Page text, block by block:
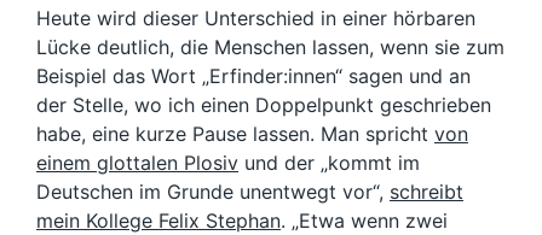
Heute wird dieser Unterschied in einer hörbaren
Lücke deutlich, die Menschen lassen, wenn sie zum
Beispiel das Wort „Erfinder:innen“ sagen und an
der Stelle, wo ich einen Doppelpunkt geschrieben
habe, eine kurze Pause lassen. Man spricht von
einem glottalen Plosiv und der „kommt im
Deutschen im Grunde unentwegt vor“, schreibt
mein Kollege Felix Stephan. „Etwa wenn zwei